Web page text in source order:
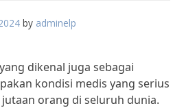
by adminelp
dikenal juga sebagai
kondisi medis yang serius
orang di seluruh dunia.